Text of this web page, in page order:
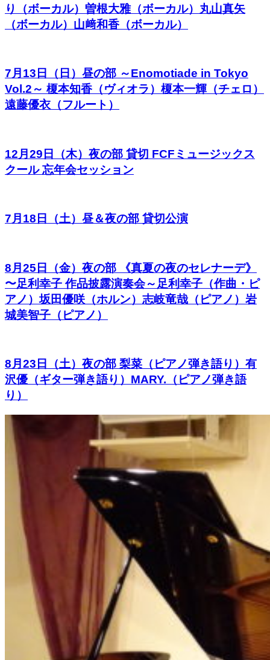
り（ボーカル）曽根大雅（ボーカル）丸山真矢
（ボーカル）山﨑和香（ボーカル）
7月13日（日）昼の部 ～Enomotiade in Tokyo
Vol.2～ 榎本知香（ヴィオラ）榎本一輝（チェロ）
遠藤優衣（フルート）
12月29日（木）夜の部 貸切 FCFミュージックス
クール 忘年会セッション
7月18日（土）昼＆夜の部 貸切公演
8月25日（金）夜の部 《真夏の夜のセレナーデ》
〜足利幸子 作品披露演奏会～足利幸子（作曲・ピ
アノ）坂田優咲（ホルン）志岐竜哉（ピアノ）岩
城美智子（ピアノ）
8月23日（土）夜の部 梨菜（ピアノ弾き語り）有
沢優（ギター弾き語り）MARY.（ピアノ弾き語
り）